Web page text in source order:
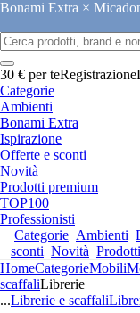
Bonami Extra ×
30 € per teRegistrazione
Categorie
Ambienti
Bonami Extra
Ispirazione
Offerte e sconti
Novità
Prodotti premium
TOP100
Professionisti
Categorie Ambienti
sconti Novità
HomeCategorieMobili
scaffaliLibrerie
...Librerie e scaffali